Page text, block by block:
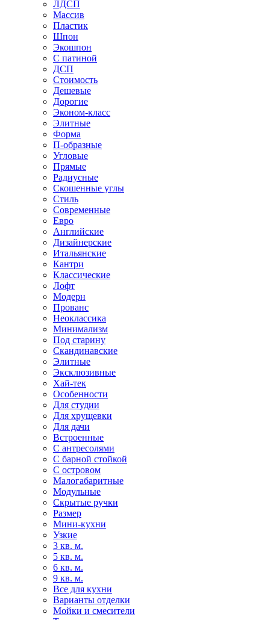
ЛДСП
Массив
Пластик
Шпон
Экошпон
С патиной
ДСП
Стоимость
Дешевые
Дорогие
Эконом-класс
Элитные
Форма
П-образные
Угловые
Прямые
Радиусные
Скошенные углы
Стиль
Современные
Евро
Английские
Дизайнерские
Итальянские
Кантри
Классические
Лофт
Модерн
Прованс
Неоклассика
Минимализм
Под старину
Скандинавские
Элитные
Эксклюзивные
Хай-тек
Особенности
Для студии
Для хрущевки
Для дачи
Встроенные
С антресолями
С барной стойкой
С островом
Малогабаритные
Модульные
Скрытые ручки
Размер
Мини-кухни
Узкие
3 кв. м.
5 кв. м.
6 кв. м.
9 кв. м.
Все для кухни
Варианты отделки
Мойки и смесители